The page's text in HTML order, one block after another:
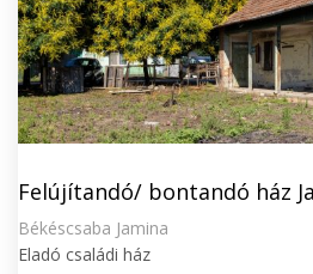
Felújítandó/ bontandó ház
Békéscsaba Jamina
Eladó családi ház